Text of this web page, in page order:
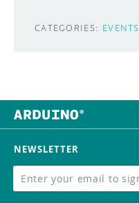
CATEGORIES: EVENTS
NEWSLETTER